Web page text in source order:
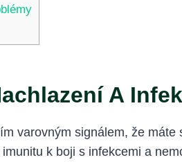
A
varovným signálem, že
k boji s infekcemi a